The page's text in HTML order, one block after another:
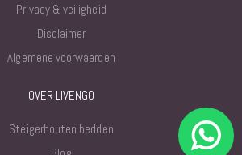
Privacy & veiligheid
Disclaimer
Algemene voorwaarden
OVER LIVENGO
Steigerhouten bedden